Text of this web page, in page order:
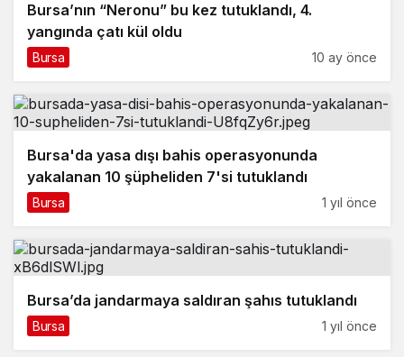
Bursa’nın “Neronu” bu kez tutuklandı, 4.
yangında çatı kül oldu
Bursa 10 ay önce
Bursa'da yasa dışı bahis operasyonunda
yakalanan 10 şüpheliden 7'si tutuklandı
Bursa 1 yıl önce
Bursa’da jandarmaya saldıran şahıs tutuklandı
Bursa 1 yıl önce